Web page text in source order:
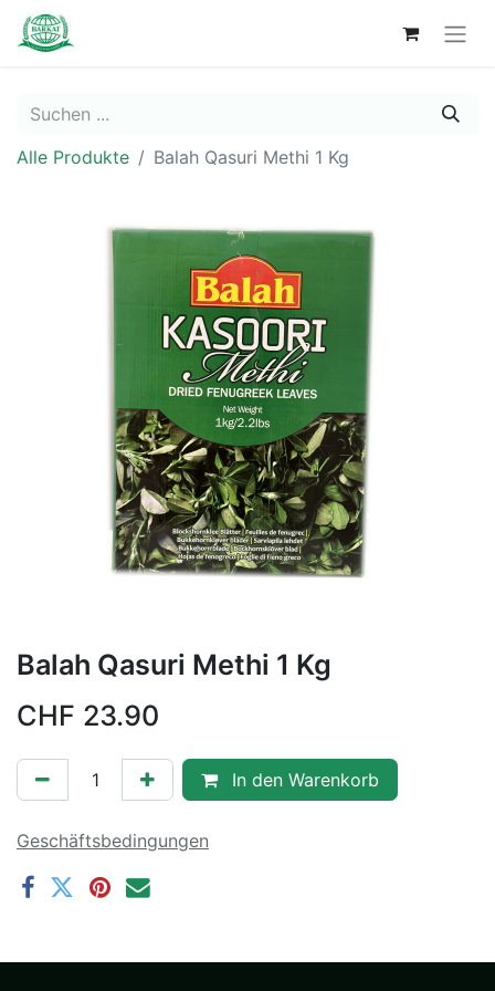
Alle Produkte Balah Qasuri Methi 1 Kg
Balah Qasuri Methi 1 Kg
CHF 23.90
In den Warenkorb
Geschäftsbedingungen